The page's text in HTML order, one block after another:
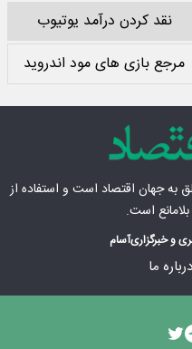
نقد کردن درآمد یوتیوب
مرجع بازی های مود اندروید
بهجهان اقتصاد است و استفاده از
است.
و خبرگزاریآسام
درباره ما